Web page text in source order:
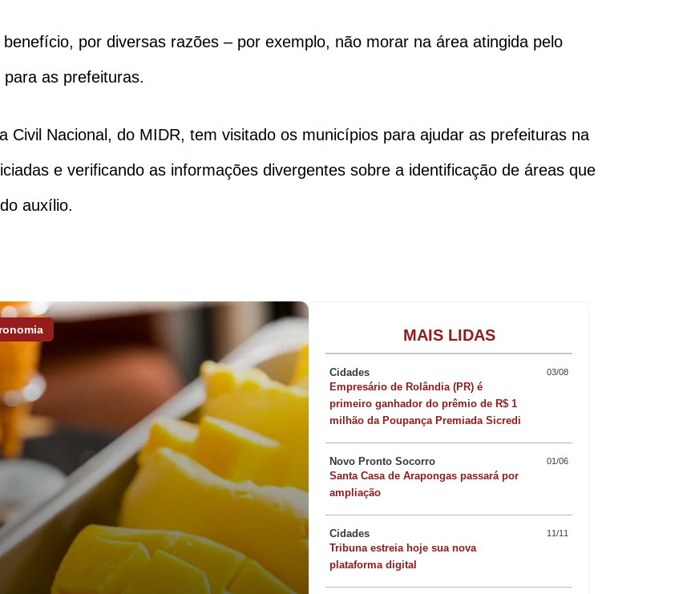
por diversas razões – por exemplo, não morar na área atingida pelo
as prefeituras.
Civil Nacional, do MIDR, tem visitado os municípios para ajudar as prefeituras na
e verificando as informações divergentes sobre a identificação de áreas que
auxílio.
MAIS LIDAS
Cidades 03/08
Empresário de Rolândia (PR) é
primeiro ganhador do prêmio de R$ 1
milhão da Poupança Premiada Sicredi
Novo Pronto Socorro 01/06
Santa Casa de Arapongas passará por
ampliação
Cidades 11/11
Tribuna estreia hoje sua nova
plataforma digital